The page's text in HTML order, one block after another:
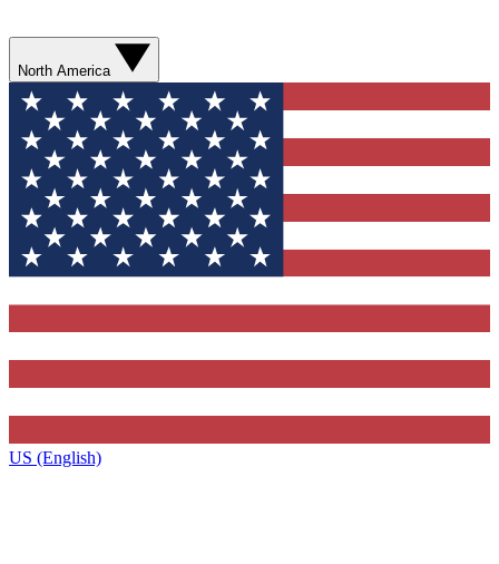
North America
US (English)